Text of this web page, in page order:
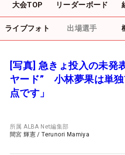
大会TOP リーダーボード
ライブフォト 出場選手
[写真] 急きょ投入の未発
ヤード” 小林夢果は単
点です」
所属ALBA Net編集部
間宮 輝憲 /Terunori Mamiya